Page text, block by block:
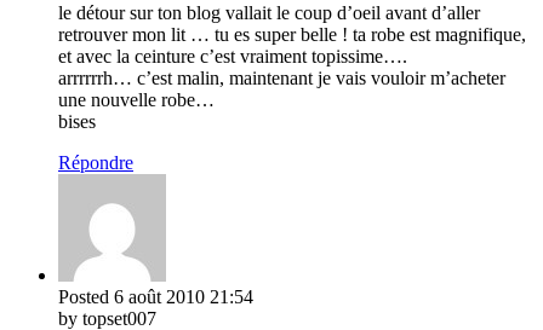
le détour sur ton blog vallait le coup d’oeil avant d’aller
retrouver mon lit … tu es super belle ! ta robe est magnifique,
et avec la ceinture c’est vraiment topissime….
arrrrrrh… c’est malin, maintenant je vais vouloir m’acheter
une nouvelle robe…
bises
Répondre
Posted 6 août 2010 21:54
by topset007